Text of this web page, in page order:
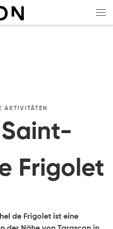
AKTIVITÄTEN
Frigolet
de Frigolet ist eine